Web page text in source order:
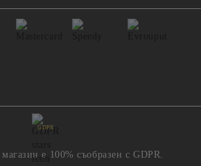
GDPR
е 100% съобразен с GDPR.